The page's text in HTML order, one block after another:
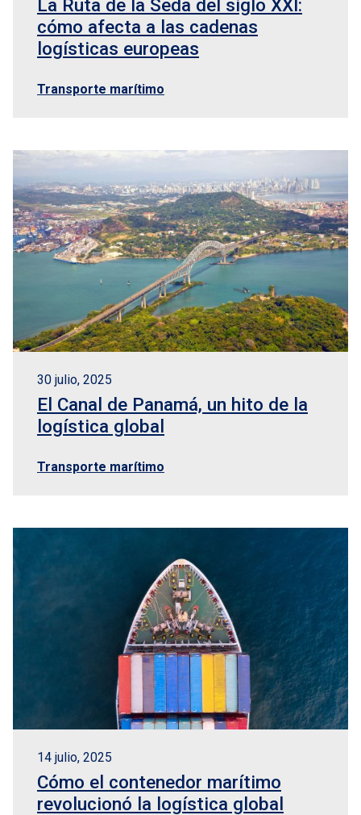
La Ruta de la Seda del siglo XXI:
cómo afecta a las cadenas
logísticas europeas
Transporte marítimo
30 julio, 2025
El Canal de Panamá, un hito de la
logística global
Transporte marítimo
14 julio, 2025
Cómo el contenedor marítimo
revolucionó la logística global